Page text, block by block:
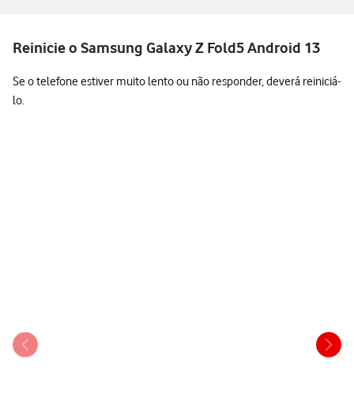
Reinicie o Samsung Galaxy Z Fold5 Android 13
Se o telefone estiver muito lento ou não responder, deverá reiniciá-
lo.